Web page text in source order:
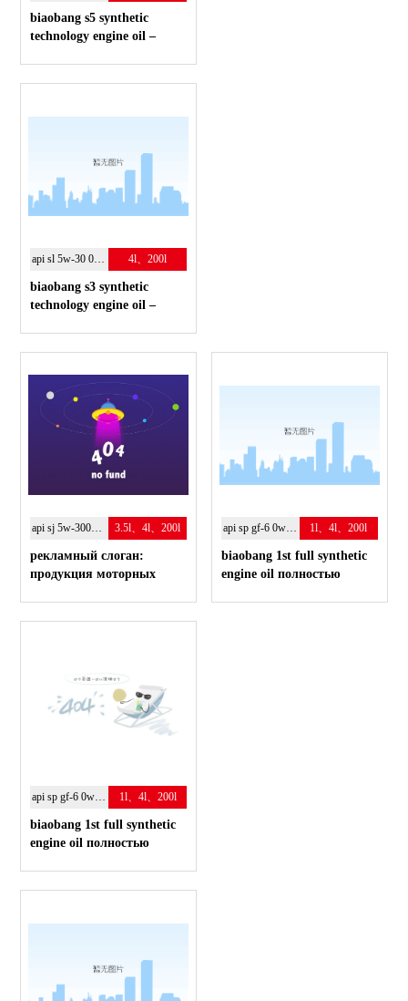
biaobang s5 synthetic
technology engine oil –
api sl 5w-30 0w-40 4l、200l
biaobang s3 synthetic
technology engine oil –
api sj 5w-300w-40 3.5l、4l、200l
рекламный слоган:
продукция моторных
api sp gf-6 0w-20 1l、4l、200l
biaobang 1st full synthetic
engine oil полностью
api sp gf-6 0w-20 1l、4l、200l
biaobang 1st full synthetic
engine oil полностью